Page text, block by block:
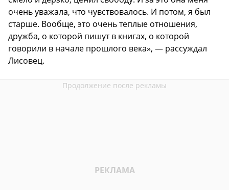
очень уважала, что чувствовалось. И потом, я был
старше. Вообще, это очень теплые отношения,
дружба, о которой пишут в книгах, о которой
говорили в начале прошлого века», — рассуждал
Лисовец.